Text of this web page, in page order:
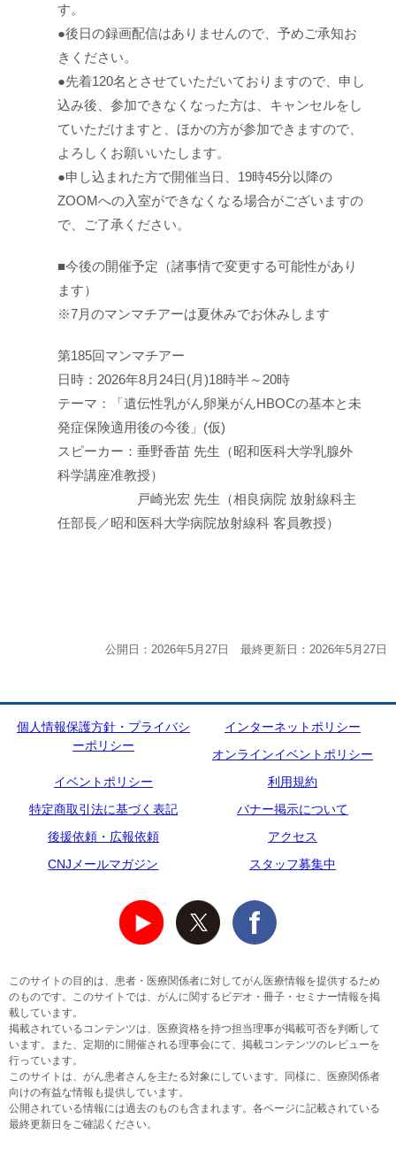
す。
●後日の録画配信はありませんので、予めご承知お
きください。
●先着120名とさせていただいておりますので、申し
込み後、参加できなくなった方は、キャンセルをし
ていただけますと、ほかの方が参加できますので、
よろしくお願いいたします。
●申し込まれた方で開催当日、19時45分以降の
ZOOMへの入室ができなくなる場合がございますの
で、ご了承ください。
■今後の開催予定（諸事情で変更する可能性があり
ます）
※7月のマンマチアーは夏休みでお休みします
第185回マンマチアー
日時：2026年8月24日(月)18時半～20時
テーマ：「遺伝性乳がん卵巣がんHBOCの基本と未
発症保険適用後の今後」(仮)
スピーカー：垂野香苗 先生（昭和医科大学乳腺外
科学講座准教授）
戸崎光宏 先生（相良病院 放射線科主
任部長／昭和医科大学病院放射線科 客員教授）
公開日：2026年5月27日 最終更新日：2026年5月27日
個人情報保護方針・プライバシ
ーポリシー
インターネットポリシー
オンラインイベントポリシー
イベントポリシー
利用規約
特定商取引法に基づく表記
バナー掲示について
後援依頼・広報依頼
アクセス
CNJメールマガジン
スタッフ募集中
このサイトの目的は、患者・医療関係者に対してがん医療情報を提供するため
のものです。このサイトでは、がんに関するビデオ・冊子・セミナー情報を掲
載しています。
掲載されているコンテンツは、医療資格を持つ担当理事が掲載可否を判断して
います。また、定期的に開催される理事会にて、掲載コンテンツのレビューを
行っています。
このサイトは、がん患者さんを主たる対象にしています。同様に、医療関係者
向けの有益な情報も提供しています。
公開されている情報には過去のものも含まれます。各ページに記載されている
最終更新日をご確認ください。